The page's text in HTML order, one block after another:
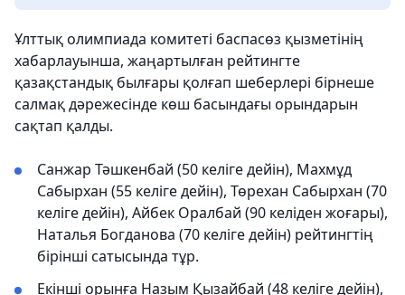
Ұлттық олимпиада комитеті баспасөз қызметінің
хабарлауынша, жаңартылған рейтингте
қазақстандық былғары қолғап шеберлері бірнеше
салмақ дәрежесінде көш басындағы орындарын
сақтап қалды.
Санжар Тәшкенбай (50 келіге дейін), Махмұд
Сабырхан (55 келіге дейін), Төрехан Сабырхан (70
келіге дейін), Айбек Оралбай (90 келіден жоғары),
Наталья Богданова (70 келіге дейін) рейтингтің
бірінші сатысында тұр.
Екінші орынға Назым Қызайбай (48 келіге дейін),